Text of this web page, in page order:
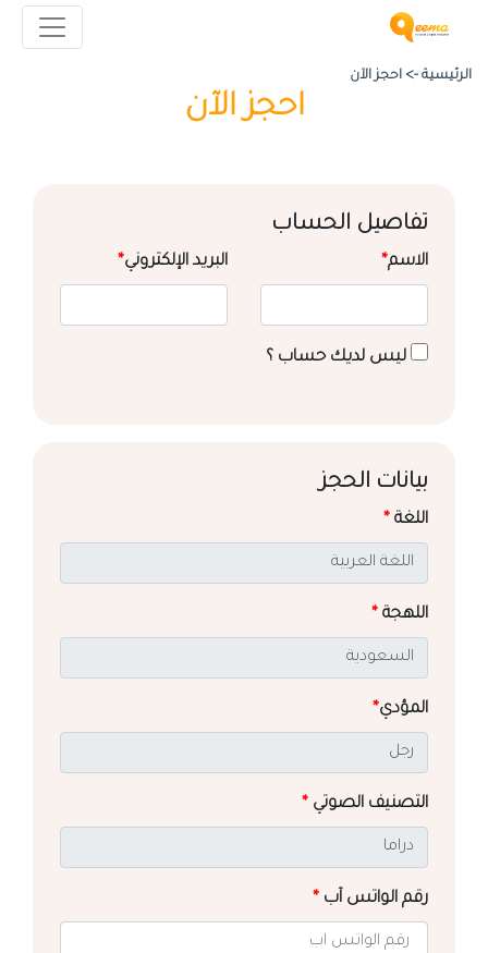
الرئيسية -> احجز الآن
احجز الآن
تفاصيل الحساب
الاسم* البريد الإلكتروني*
ليس لديك حساب ؟
بيانات الحجز
اللغة *
اللهجة *
المؤدي*
التصنيف الصوتي *
رقم الواتس آب *